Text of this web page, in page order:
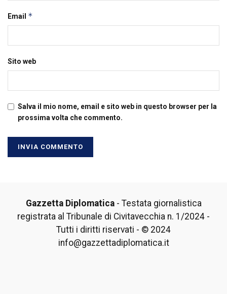
Email *
Sito web
Salva il mio nome, email e sito web in questo browser per la
prossima volta che commento.
Gazzetta Diplomatica- Testata giornalistica
registrata al Tribunale di Civitavecchia n. 1/2024 -
Tutti i diritti riservati - © 2024
info@gazzettadiplomatica.it